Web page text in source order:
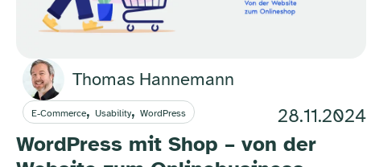
Thomas Hannemann
E-Commerce, Usability, WordPress 28.11.2024
WordPress mit Shop – von der